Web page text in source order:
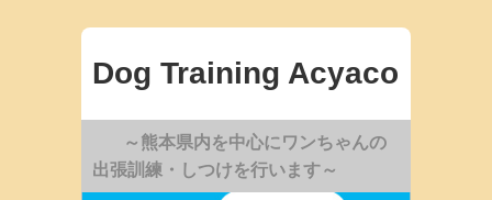
Dog Training Acyaco
～熊本県内を中心にワンちゃんの
出張訓練・しつけを行います～